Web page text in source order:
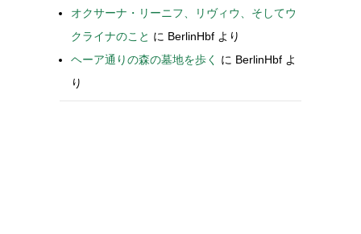
オクサーナ・リーニフ、リヴィウ、そしてウ
クライナのこと に BerlinHbf より
ヘーア通りの森の墓地を歩く
に BerlinHbf よ
り